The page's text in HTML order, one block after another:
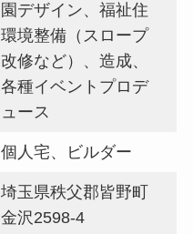
園デザイン、福祉住
環境整備（スロープ
改修など）、造成、
各種イベントプロデ
ュース
個人宅、ビルダー
埼玉県秩父郡皆野町
金沢2598-4